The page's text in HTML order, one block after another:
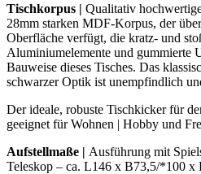
Tischkorpus | Qualitativ
28mm starken MDF-Korpus, der
Oberfläche verfügt, die kratz- und
Aluminiumelemente und gummierte
Bauweise dieses Tisches. Das
schwarzer Optik ist unempfindlich
Der ideale, robuste Tischkicker für
geeignet für Wohnen | Hobby und
Aufstellmaße | Ausführung mit
Teleskop – ca. L146 x B73,5/*100 x